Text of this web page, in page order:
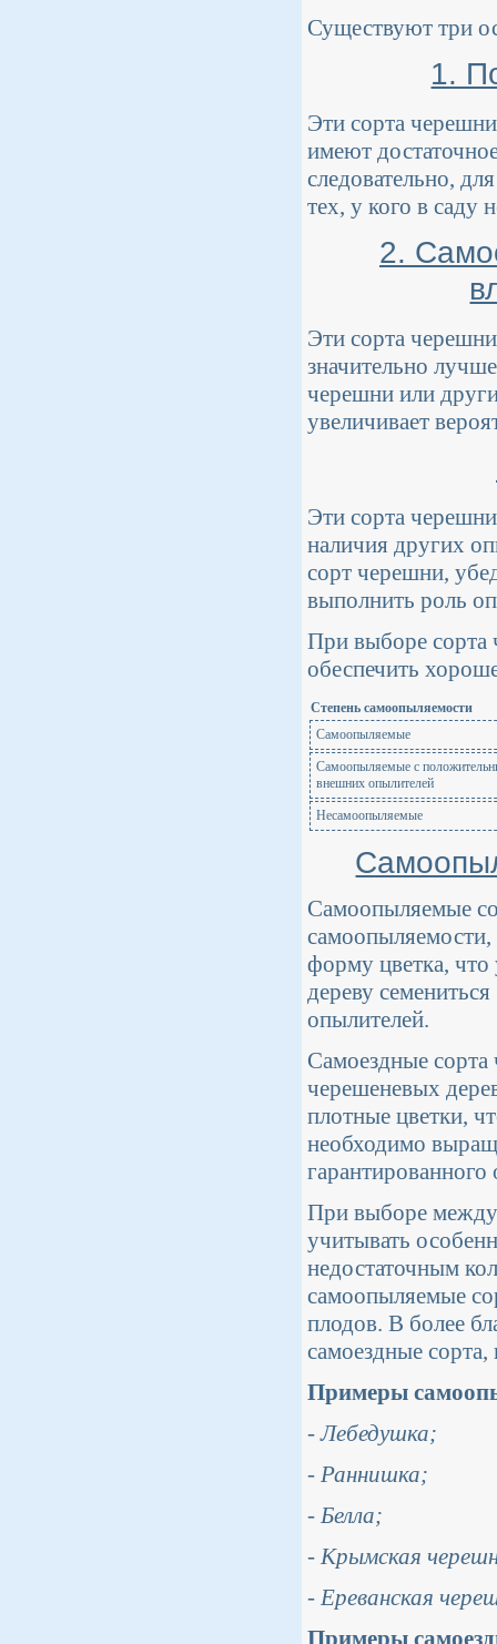
Существуют три
1.
Эти сорта
имеют
следовательно,
тех, у кого в саду
2.
Эти сорта
значительно
черешни или
увеличивает
Эти сорта
наличия других
сорт черешни,
выполнить роль
При выборе сорта
обеспечить
Степень самоопыляемости
Самоопыляемые
Самоопыляемые с
внешних опылителей
Несамоопыляемые
Самоопыляемые
форму цветка,
дереву
опылителей.
Самоездные
черешеневых
плотные цветки,
необходимо
При выборе
учитывать
недостаточным
самоопыляемые
плодов. В более
самоездные
Примеры
- Лебедушка;
- Раннишка;
- Белла;
- Крымская
- Ереванская